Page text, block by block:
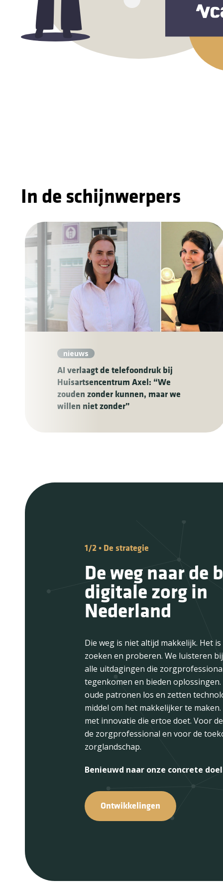
In de schijnwerpers
nieuws
AI verlaagt de telefoondruk bij
Huisartsencentrum Axel: “We
zouden zonder kunnen, maar we
willen niet zonder”
1/2 • De strategie
De weg naar de
digitale zorg in
Nederland
Die weg is niet altijd makkelijk. Het
zoeken en proberen. We luisteren
alle uitdagingen die
tegenkomen en bieden oplossingen.
oude patronen los en zetten
middel om het makkelijker te
met innovatie die ertoe doet. Voor
de zorgprofessional en voor de
zorglandschap.
Benieuwd naar onze concrete
Ontwikkelingen
2/2 • De organisatie
Mensen en
versterken
van de grond. Duidelijkheid bij wie
verantwoordelijkheid ligt. Betekent
onze directie en management
Absoluut niet. Ze zitten naast je met
appen je met een inhoudelijke vraag.
We kijken ook altijd naar de potentie
mensen om ons heen. Er is ruimte
Je te verbreden of juist een stap
Wij bieden daarvoor de handvatten
Meer weten?